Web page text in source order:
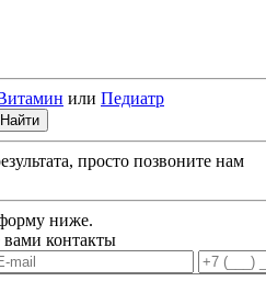
или Педиатр
Найти
просто позвоните нам
ниже.
контакты